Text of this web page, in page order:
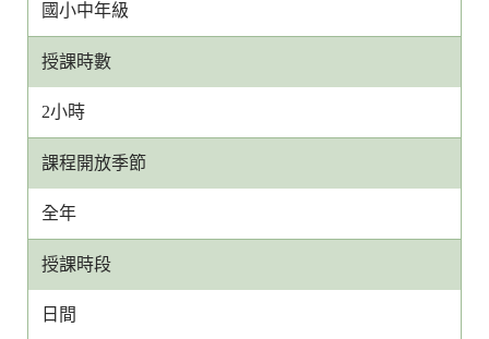
國小中年級
授課時數
2小時
課程開放季節
全年
授課時段
日間